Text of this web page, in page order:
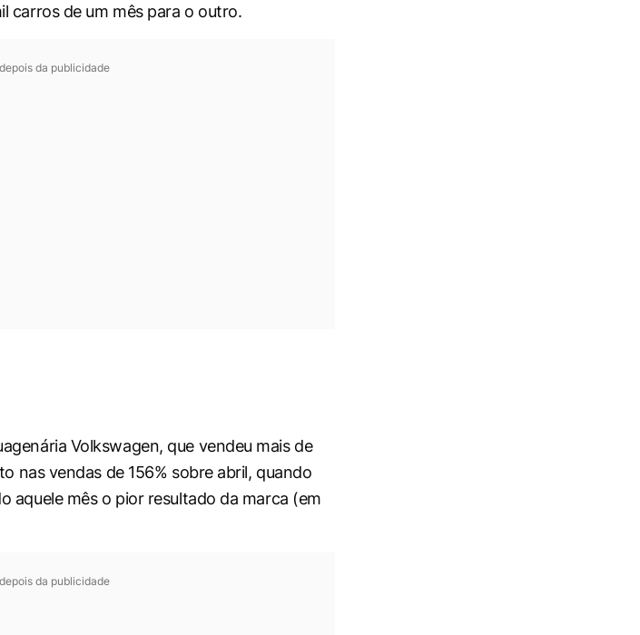
carros de um mês para o outro.
da publicidade
Volkswagen, que vendeu mais de
nas vendas de 156% sobre abril, quando
aquele mês o pior resultado da marca (em
da publicidade